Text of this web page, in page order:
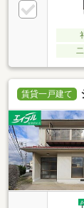
賃貸一戸建て